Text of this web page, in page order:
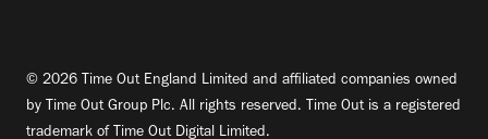
© 2026 Time Out England Limited and affiliated companies owned
by Time Out Group Plc. All rights reserved. Time Out is a registered
trademark of Time Out Digital Limited.